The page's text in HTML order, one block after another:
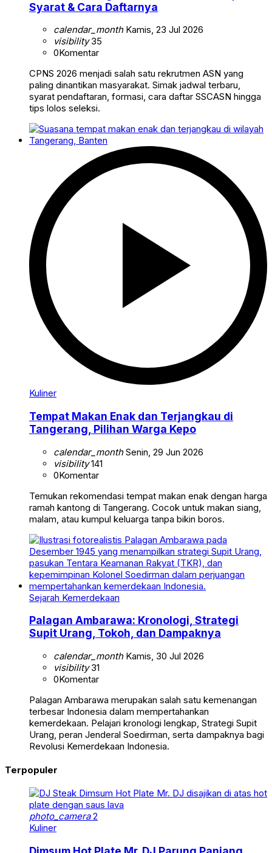
Syarat & Cara Daftarnya
calendar_monthKamis, 23 Jul 2026
visibility35
0Komentar
CPNS 2026 menjadi salah satu rekrutmen ASN yang
paling dinantikan masyarakat. Simak jadwal terbaru,
syarat pendaftaran, formasi, cara daftar SSCASN hingga
tips lolos seleksi.
Kuliner
Tempat Makan Enak dan Terjangkau di
Tangerang, Pilihan Warga Kepo
calendar_monthSenin, 29 Jun 2026
visibility141
0Komentar
Temukan rekomendasi tempat makan enak dengan harga
ramah kantong di Tangerang. Cocok untuk makan siang,
malam, atau kumpul keluarga tanpa bikin boros.
Sejarah Kemerdekaan
Palagan Ambarawa: Kronologi, Strategi
Supit Urang, Tokoh, dan Dampaknya
calendar_monthKamis, 30 Jul 2026
visibility31
0Komentar
Palagan Ambarawa merupakan salah satu kemenangan
terbesar Indonesia dalam mempertahankan
kemerdekaan. Pelajari kronologi lengkap, Strategi Supit
Urang, peran Jenderal Soedirman, serta dampaknya bagi
Revolusi Kemerdekaan Indonesia.
Terpopuler
photo_camera2
Kuliner